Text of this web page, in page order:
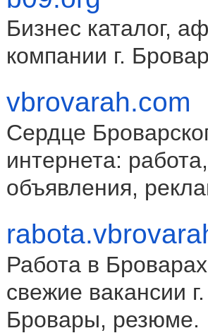
Бизнес каталог,
компании г.
vbrovarah.com
Сердце
интернета: работа,
объявления,
Работа в
свежие вакансии г.
Бровары, резюме.